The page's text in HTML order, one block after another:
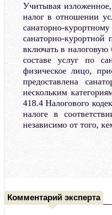
Учитывая
налог в отношении
санаторно-
санаторно-курортной
включать в
составе услуг по
физическое лицо,
предоставлена
нескольким
418.4 Налогового
налоге в
независимо от того,
Комментарий эксперта